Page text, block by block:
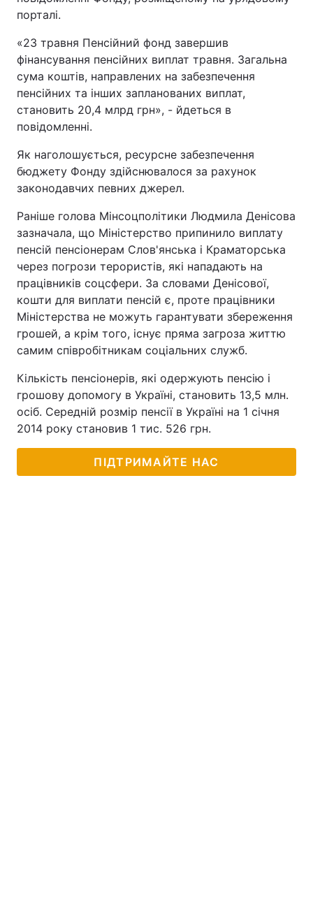
порталі.
«23 травня Пенсійний фонд завершив
фінансування пенсійних виплат травня. Загальна
сума коштів, направлених на забезпечення
пенсійних та інших запланованих виплат,
становить 20,4 млрд грн», - йдеться в
повідомленні.
Як наголошується, ресурсне забезпечення
бюджету Фонду здійснювалося за рахунок
законодавчих певних джерел.
Раніше голова Мінсоцполітики Людмила Денісова
зазначала, що Міністерство припинило виплату
пенсій пенсіонерам Слов'янська і Краматорська
через погрози терористів, які нападають на
працівників соцсфери. За словами Денісової,
кошти для виплати пенсій є, проте працівники
Міністерства не можуть гарантувати збереження
грошей, а крім того, існує пряма загроза життю
самим співробітникам соціальних служб.
Кількість пенсіонерів, які одержують пенсію і
грошову допомогу в Україні, становить 13,5 млн.
осіб. Середній розмір пенсії в Україні на 1 січня
2014 року становив 1 тис. 526 грн.
ПІДТРИМАЙТЕ НАС